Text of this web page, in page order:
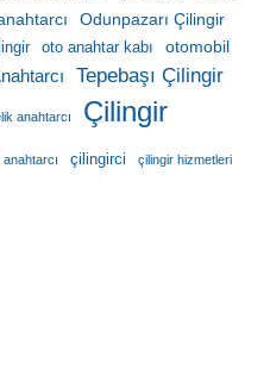
Odunpazarı Çilingir
oto anahtar kabı
otomobil
Tepebaşı Çilingir
anahtarcı
Çilingir
anahtarcı çilingirci çilingir hizmetleri